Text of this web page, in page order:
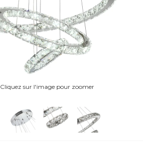
Cliquez sur l'image pour zoomer